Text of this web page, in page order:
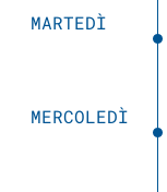
MARTEDÌ
MERCOLEDÌ